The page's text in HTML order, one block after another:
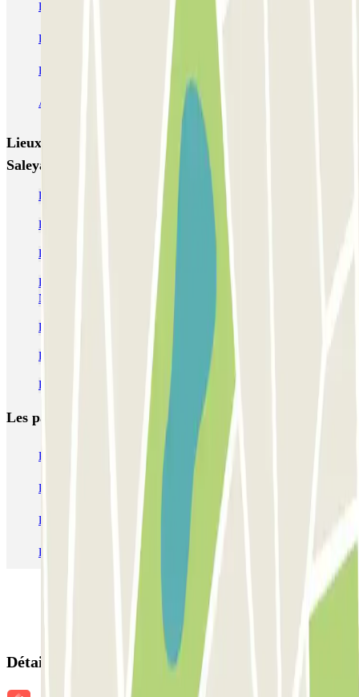
Easy Parking Aéroport - Intérieur - Nice
Parking Port Lympia Nice Easy parking - Couvert
Blue Valet - Aéroport de Nice Côte d'Azur (NCE)
Azur Voiturier - Aéroport de Nice
Lieux et événements intéressants à proximité INDIGO
Saleya
Parking près du Vieux-Nice
Parking pour le Carnaval de Nice | Parclick
Parkings près du village de Noël de Nice
Parkings près du Jardin Albert 1er pour le Festival du Livre de
Nice
Parking MAMAC Nice : Réservez votre place avec Parclick
Parking au centre commercial Nicetoile
Parking Palais de la Méditerranée Nice : Réservez avec Parclick
Les parkings les plus réservés
Parking Paris Parking Gare de Lyon Parking Gare Montparnasse
Parking Charles de Gaulle - Roissy Aeroport
Parking Aéroport Roland Garros La Réunion P4 Longue Durée
Parking Aéroport Barcelone Parking Aéroport Beauvais
Détails de la réservation